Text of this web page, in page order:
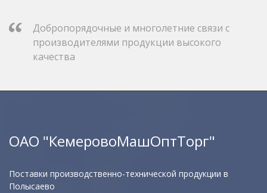
Добропорядочные и многолетние связи с
производителями продукции высокого
качества
ОАО "КемеровоМашОптТорг"
Поставки производственно-технической продукции в
Полысаево